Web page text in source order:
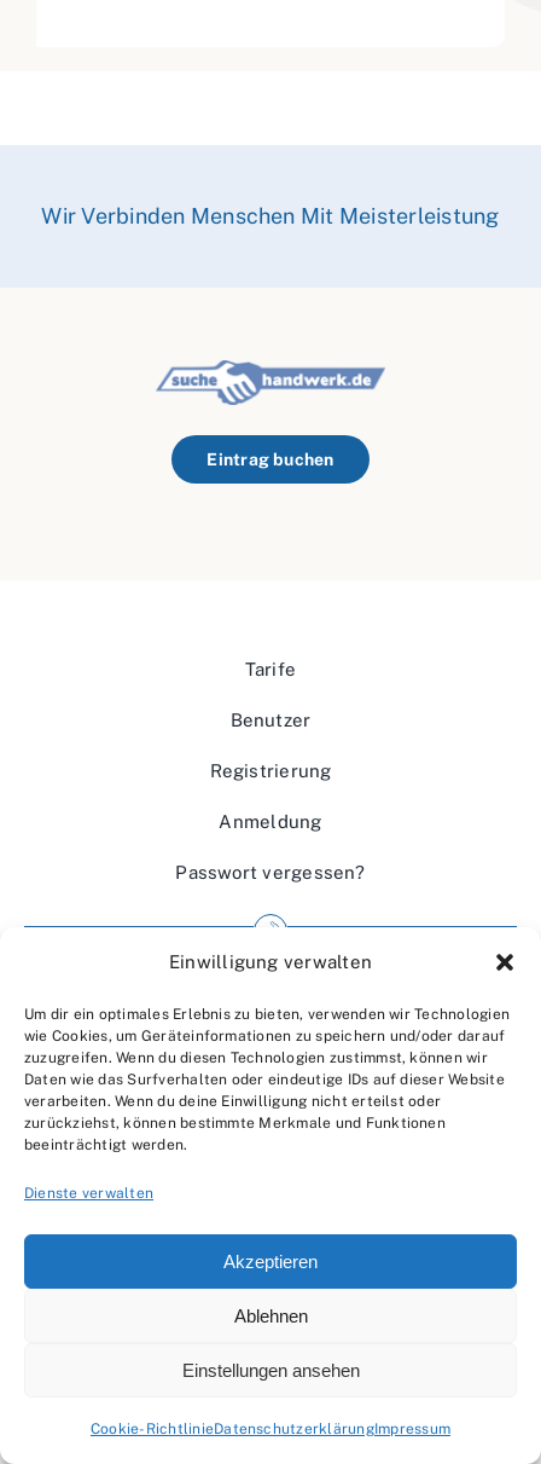
Einwilligung verwalten
Um dir ein optimales Erlebnis zu bieten, verwenden wir Technologien
wie Cookies, um Geräteinformationen zu speichern und/oder darauf
zuzugreifen. Wenn du diesen Technologien zustimmst, können wir
Daten wie das Surfverhalten oder eindeutige IDs auf dieser Website
verarbeiten. Wenn du deine Einwilligung nicht erteilst oder
zurückziehst, können bestimmte Merkmale und Funktionen
beeinträchtigt werden.
Dienste verwalten
Akzeptieren
Ablehnen
Einstellungen ansehen
Cookie-RichtlinieDatenschutzerklärungImpressum
Wir Verbinden Menschen Mit Meisterleistung
Eintrag buchen
Tarife
Benutzer
Registrierung
Anmeldung
Passwort vergessen?
Wir über uns
Kontakt
Datenschutzerklärung
© 2007 - 2026 •by Moveco